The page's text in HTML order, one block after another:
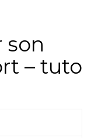
son
– tuto